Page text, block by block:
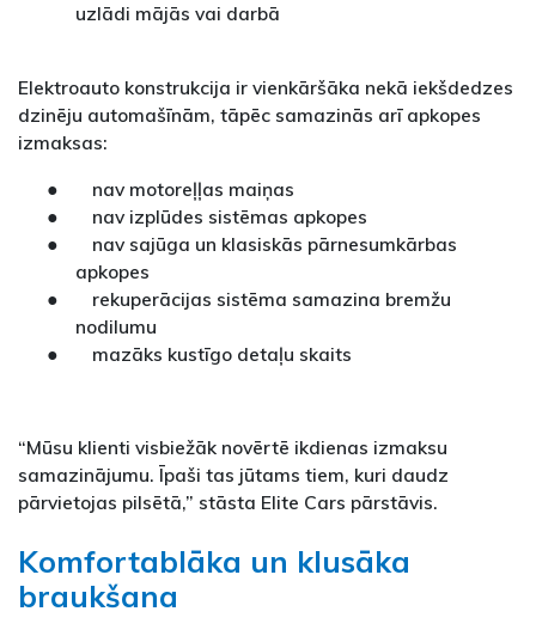
uzlādi mājās vai darbā
Elektroauto konstrukcija ir vienkāršāka nekā iekšdedzes
dzinēju automašīnām, tāpēc samazinās arī apkopes
izmaksas:
● nav motoreļļas maiņas
● nav izplūdes sistēmas apkopes
● nav sajūga un klasiskās pārnesumkārbas
apkopes
● rekuperācijas sistēma samazina bremžu
nodilumu
● mazāks kustīgo detaļu skaits
“Mūsu klienti visbiežāk novērtē ikdienas izmaksu
samazinājumu. Īpaši tas jūtams tiem, kuri daudz
pārvietojas pilsētā,” stāsta Elite Cars pārstāvis.
Komfortablāka un klusāka
braukšana